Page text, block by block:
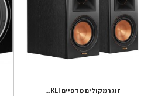
זוג רמקולים מדפיים KLI...